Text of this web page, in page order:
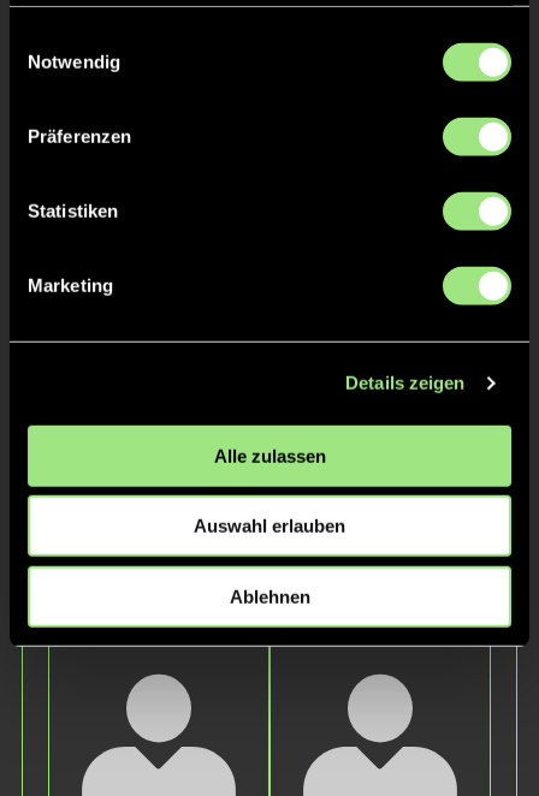
Notwendig
Präferenzen
Statistiken
Marketing
Details zeigen
Alle zulassen
Auswahl erlauben
Ablehnen
Anton
Mark
Staff
Reichardt